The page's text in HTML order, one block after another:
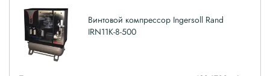
Винтовой компрессор Ingersoll Rand
IRN11K-8-500